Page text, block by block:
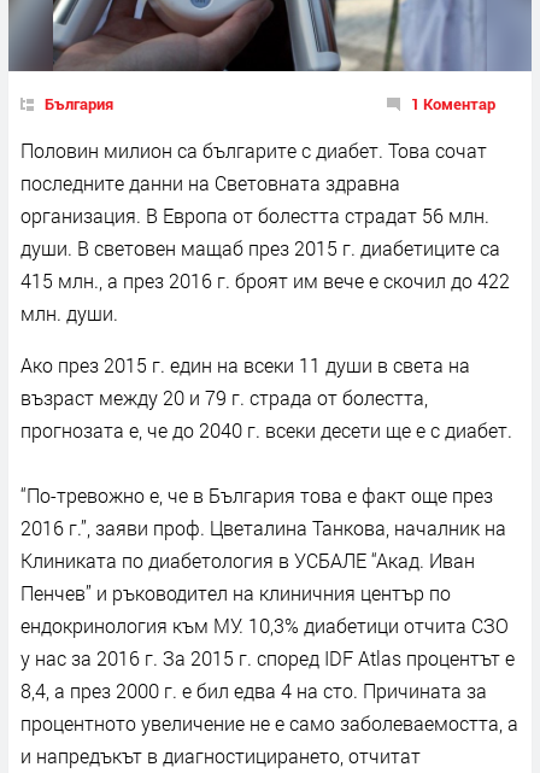
България 1 Коментар
Половин милион са българите с диабет. Това сочат
последните данни на Световната здравна
организация. В Европа от болестта страдат 56 млн.
души. В световен мащаб през 2015 г. диабетиците са
415 млн., а през 2016 г. броят им вече е скочил до 422
млн. души.
Ако през 2015 г. един на всеки 11 души в света на
възраст между 20 и 79 г. страда от болестта,
прогнозата е, че до 2040 г. всеки десети ще е с диабет.
“По-тревожно е, че в България това е факт още през
2016 г.”, заяви проф. Цветалина Танкова, началник на
Клиниката по диабетология в УСБАЛЕ “Акад. Иван
Пенчев” и ръководител на клиничния център по
ендокринология към МУ. 10,3% диабетици отчита СЗО
у нас за 2016 г. За 2015 г. според IDF Atlas процентът е
8,4, а през 2000 г. е бил едва 4 на сто. Причината за
процентното увеличение не е само заболеваемостта, а
и напредъкът в диагностицирането, отчитат